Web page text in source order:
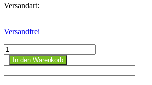
Versandart:
Versandfrei
Kleingebinderegal
mit
Auffangwanne
3017-
In den Warenkorb